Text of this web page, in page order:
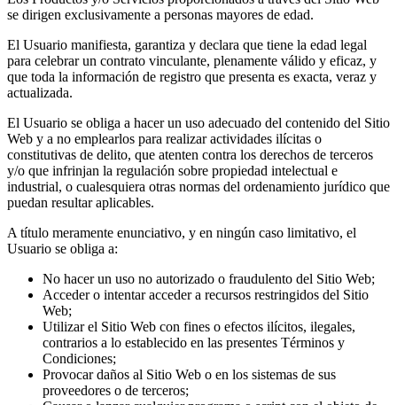
se dirigen exclusivamente a personas mayores de edad.
El Usuario manifiesta, garantiza y declara que tiene la edad legal
para celebrar un contrato vinculante, plenamente válido y eficaz, y
que toda la información de registro que presenta es exacta, veraz y
actualizada.
El Usuario se obliga a hacer un uso adecuado del contenido del Sitio
Web y a no emplearlos para realizar actividades ilícitas o
constitutivas de delito, que atenten contra los derechos de terceros
y/o que infrinjan la regulación sobre propiedad intelectual e
industrial, o cualesquiera otras normas del ordenamiento jurídico que
puedan resultar aplicables.
A título meramente enunciativo, y en ningún caso limitativo, el
Usuario se obliga a:
No hacer un uso no autorizado o fraudulento del Sitio Web;
Acceder o intentar acceder a recursos restringidos del Sitio
Web;
Utilizar el Sitio Web con fines o efectos ilícitos, ilegales,
contrarios a lo establecido en las presentes Términos y
Condiciones;
Provocar daños al Sitio Web o en los sistemas de sus
proveedores o de terceros;